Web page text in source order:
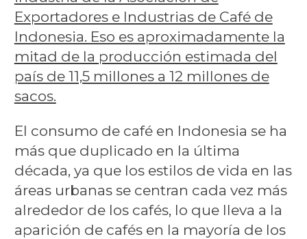
Exportadores e Industrias de Café de
Indonesia. Eso es aproximadamente la
mitad de la producción estimada del
país de 11,5 millones a 12 millones de
sacos.
El consumo de café en Indonesia se ha
más que duplicado en la última
década, ya que los estilos de vida en las
áreas urbanas se centran cada vez más
alrededor de los cafés, lo que lleva a la
aparición de cafés en la mayoría de los